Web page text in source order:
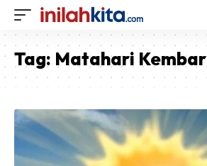
Tag: Matahari Kembar